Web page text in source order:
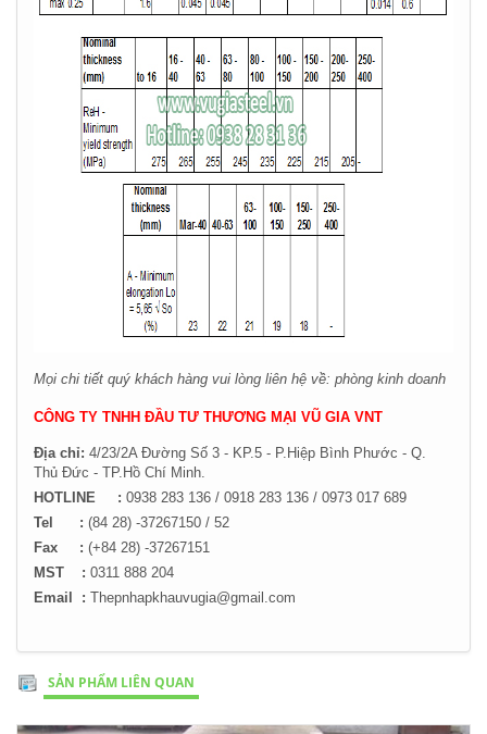
Mọi chi tiết quý khách hàng vui lòng liên hệ về: phòng kinh doanh
CÔNG TY TNHH ĐẦU TƯ THƯƠNG MẠI VŨ GIA VNT
Địa chỉ: 4/23/2A Đường Số 3 - KP.5 - P.Hiệp Bình Phước - Q.
Thủ Đức - TP.Hồ Chí Minh.
HOTLINE : 0938 283 136 / 0918 283 136 / 0973 017 689
Tel : (84 28) -37267150 / 52
Fax : (+84 28) -37267151
MST : 0311 888 204
Email : Thepnhapkhauvugia@gmail.com
SẢN PHẨM LIÊN QUAN